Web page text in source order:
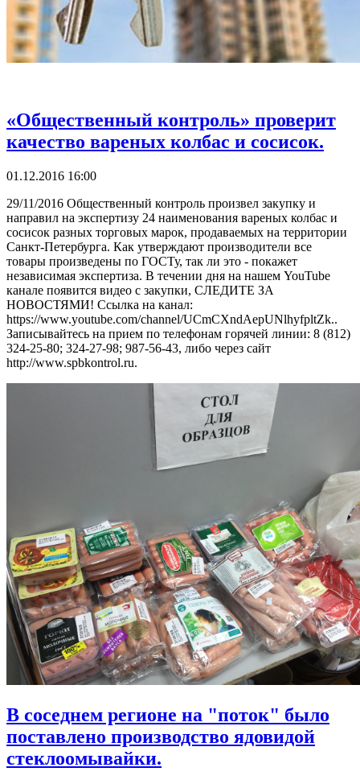
«Общественный контроль» проверит
качество вареных колбас и сосисок.
01.12.2016 16:00
29/11/2016 Общественный контроль произвел закупку и
направил на экспертизу 24 наименования вареных колбас и
сосисок разных торговых марок, продаваемых на территории
Санкт-Петербурга. Как утверждают производители все
товары произведены по ГОСТу, так ли это - покажет
независимая экспертиза. В течении дня на нашем YouTube
канале появится видео с закупки, СЛЕДИТЕ ЗА
НОВОСТЯМИ! Ссылка на канал:
https://www.youtube.com/channel/UCmCXndAepUNlhyfpltZk..
Записывайтесь на прием по телефонам горячей линии: 8 (812)
324-25-80; 324-27-98; 987-56-43, либо через сайт
http://www.spbkontrol.ru.
В соседнем регионе на "поток" было
поставлено производство ядовидой
стеклоомывайки.